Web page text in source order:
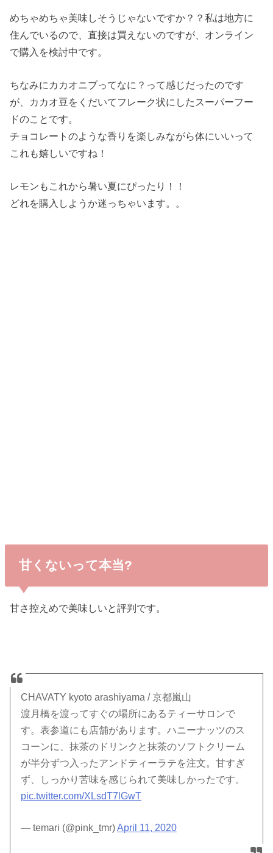
めちゃめちゃ美味しそうじゃないですか？？私は地方に
住んでいるので、直接は買えないのですが、オンライン
で購入を検討中です。
ちなみにカカオニブってなに？って感じだったのです
が、カカオ豆をくだいてフレーク状にしたスーパーフー
ドのことです。
チョコレートのような香りを楽しみながら体にいいって
これも嬉しいですね！
レモンもこれから暑い夏にぴったり！！
どれを購入しようか迷っちゃいます。。
甘くないって本当?
甘さ控えめで美味しいと評判です。
CHAVATY kyoto arashiyama / 京都嵐山
渡月橋を渡ってすぐの場所にあるティーサロンで
す。表参道にも店舗があります。ハニーナッツのス
コーンに、抹茶のドリンクと抹茶のソフトクリーム
が半分ずつ入ったアンドティーラテを注文。甘すぎ
ず、しっかり苦味を感じられて美味しかったです。
pic.twitter.com/XLsdT7lGwT
— temari (@pink_tmr)April 11, 2020